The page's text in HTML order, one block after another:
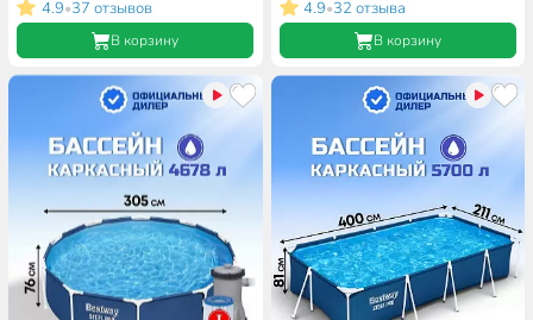
4.9•37 отзывов
В корзину
4.9•32 отзыва
В корзину